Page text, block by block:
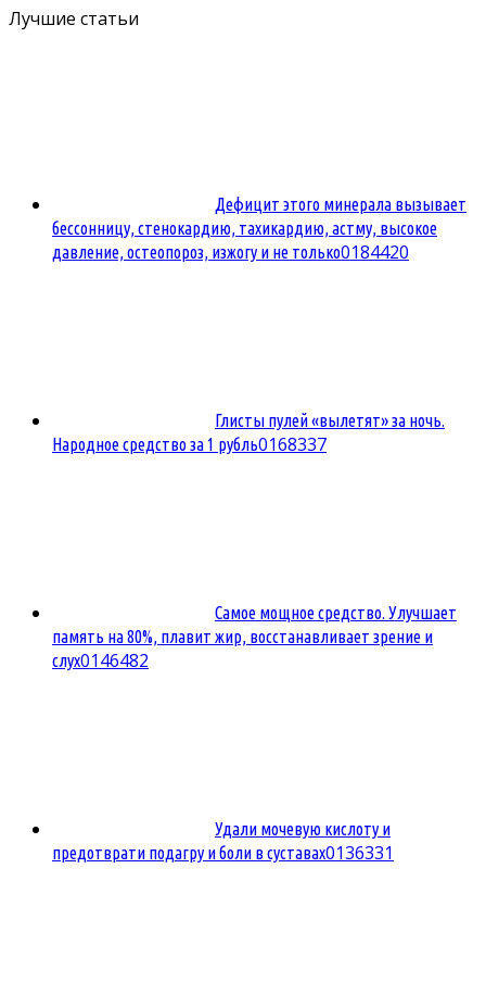
Лучшие статьи
Дефицит этого минерала вызывает
бессонницу, стенокардию, тахикардию, астму, высокое
давление, остеопороз, изжогу и не только0184420
Глисты пулей «вылетят» за ночь.
Народное средство за 1 рубль0168337
Самое мощное средство. Улучшает
память на 80%, плавит жир, восстанавливает зрение и
слух0146482
Удали мочевую кислоту и
предотврати подагру и боли в суставах0136331